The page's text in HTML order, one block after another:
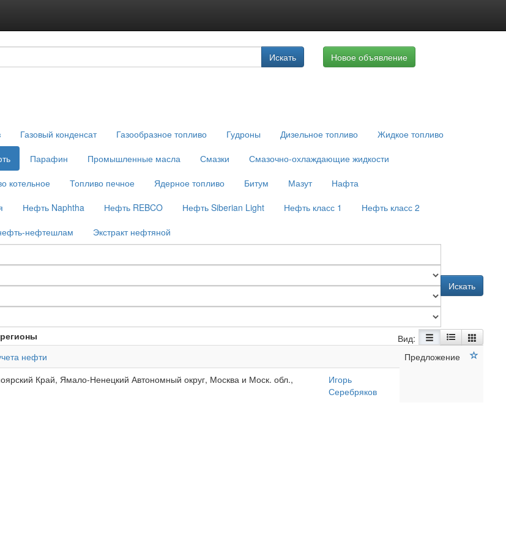
Искать Новое объявление
Газовый конденсат Газообразное топливо Гудроны Дизельное топливо
Жидкое топливо
Парафин Промышленные масла Смазки
Смазочно-охлаждающие жидкости
котельное Топливо печное Ядерное топливо Битум Мазут
Нафта
Нефть Naphtha Нефть REBCO Нефть Siberian Light Нефть класс 1
Нефть класс 2
нефтешлам Экстракт нефтяной
Искать
Вид:
нефти
Предложение
Край, Ямало-Ненецкий Автономный округ, Москва и Моск. обл.,
Игорь
Серебряков